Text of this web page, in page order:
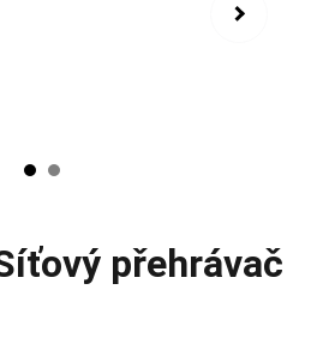
přehrávač